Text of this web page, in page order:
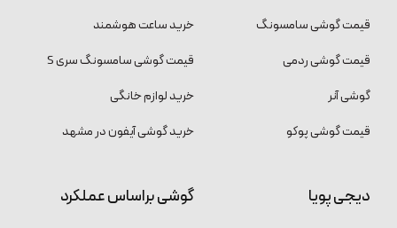
قیمت گوشی سامسونگ
قیمت گوشی ردمی
گوشی آنر
قیمت گوشی پوکو
خرید ساعت هوشمند
قیمت گوشی سامسونگ سری S
خرید لوازم خانگی
خرید گوشی آیفون در مشهد
دیجی پویا گوشی براساس عملکرد